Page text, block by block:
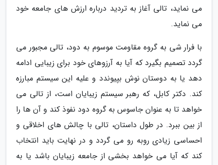
می نماید، تالی آغاز به تردید درباره ارزش های جامعه خود
می نماید.
با فرار شی به گروه مقاومت موسوم به دود، تالی مجبور می
گردد تصمیم بگیرد که آیا به آرزوهای خود برای زیبایی ادامه
دهد یا به دوستان نوش بپیوندد و علیه این سیستم مبارزه
کند. دکتر کابل، که رهبر سیستم زیبایان است، از تالی می
خواهد تا به عنوان جاسوس به گروه دود نفوذ کند و آن ها را
از بین ببرد. در طول داستان، تالی با چالش های اخلاقی و
احساسی زیادی روبه رو می گردد و در نهایت باید انتخاب
کند که آیا می خواهد بخشی از جامعه زیبایان باشد یا به